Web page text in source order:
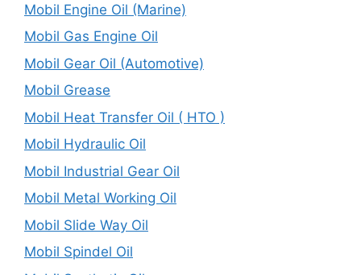
Mobil Engine Oil (Marine)
Mobil Gas Engine Oil
Mobil Gear Oil (Automotive)
Mobil Grease
Mobil Heat Transfer Oil ( HTO )
Mobil Hydraulic Oil
Mobil Industrial Gear Oil
Mobil Metal Working Oil
Mobil Slide Way Oil
Mobil Spindel Oil